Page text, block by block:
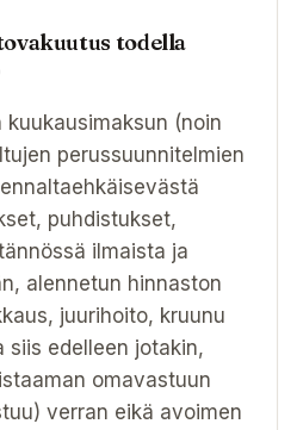
todella
(noin
perussuunnitelmien
puhdistukset,
ilmaista ja
alennetun hinnaston
juurihoito, kruunu
siis edelleen jotakin,
omavastuun
verran eikä avoimen